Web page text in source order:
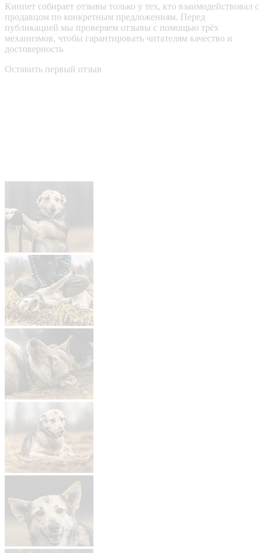
Кинпет собирает отзывы только у тех, кто взаимодействовал с
продавцом по конкретным предложениям. Перед
публикацией мы проверяем отзывы с помощью трёх
механизмов, чтобы гарантировать читателям качество и
достоверность
Оставить первый отзыв